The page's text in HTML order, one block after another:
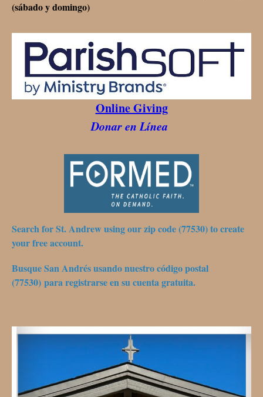
(sábado y domingo)
Online Giving
Donar en Línea
Search for St. Andrew using our zip code (77530) to create
your free account.
Busque San Andrés usando nuestro código postal
(77530) para registrarse en su cuenta gratuita.